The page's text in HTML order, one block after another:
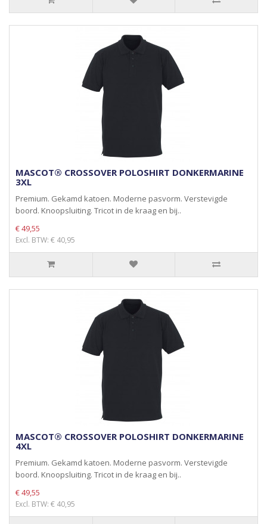
MASCOT® CROSSOVER POLOSHIRT DONKERMARINE
3XL
Premium. Gekamd katoen. Moderne pasvorm. Verstevigde
boord. Knoopsluiting. Tricot in de kraag en bij..
€ 49,55
Excl. BTW: € 40,95
MASCOT® CROSSOVER POLOSHIRT DONKERMARINE
4XL
Premium. Gekamd katoen. Moderne pasvorm. Verstevigde
boord. Knoopsluiting. Tricot in de kraag en bij..
€ 49,55
Excl. BTW: € 40,95